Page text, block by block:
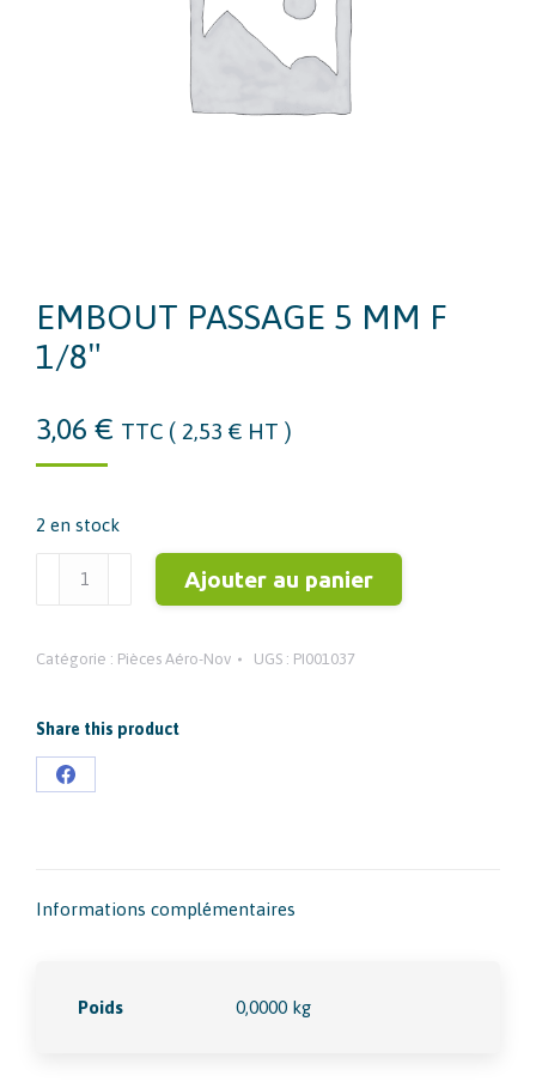
EMBOUT PASSAGE 5 MM F
1/8″
3,06 € TTC ( 2,53 € HT )
2 en stock
quantité
PASSAGE
MM
F
1/8"
Ajouter au panier
Catégorie : Pièces Aéro-Nov UGS : PI001037
Share this product
Partager
Informations complémentaires
Poids 0,0000 kg